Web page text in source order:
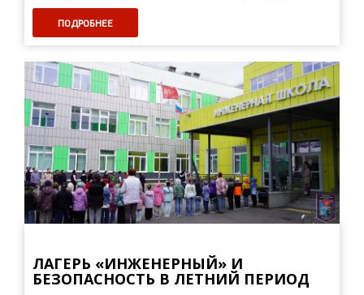
ПОДРОБНЕЕ
ЛАГЕРЬ «ИНЖЕНЕРНЫЙ» И
БЕЗОПАСНОСТЬ В ЛЕТНИЙ ПЕРИОД